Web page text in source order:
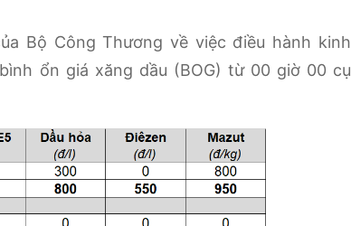
Bộ Công Thương về việc điều hành kinh
ổn giá xăng dầu (BOG) từ 00 giờ 00 cụ